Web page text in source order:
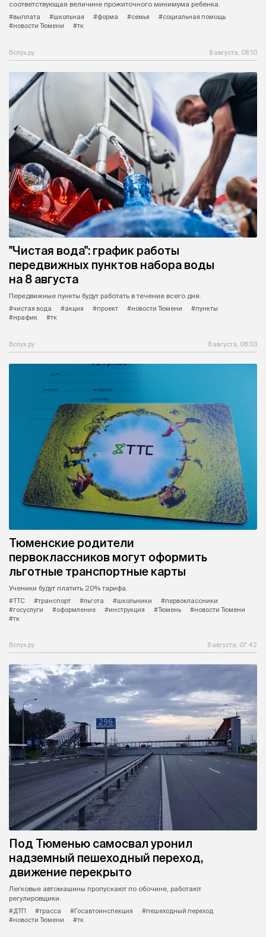
соответствующая величине прожиточного минимума ребенка.
#выплата
#школьная #форма #семья
#социальная помощь
#новости Тюмени
#тк
Вслух.ру 8 августа, 08:10
"Чистая вода": график работы
передвижных пунктов набора воды
на 8 августа
Передвижные пункты будут работать в течение всего дня.
#чистая вода
#акция #проект #новости Тюмени
#пункты
#нрафик
#тк
Вслух.ру 8 августа, 08:03
Тюменские родители
первоклассников могут оформить
льготные транспортные карты
Ученики будут платить 20% тарифа.
#ТТС
#транспорт #льгота #школьники
#первоклассники
#госуслуги
#оформление #инструкция #Тюмень
#новости Тюмени
#тк
Вслух.ру 8 августа, 07:42
Под Тюменью самосвал уронил
надземный пешеходный переход,
движение перекрыто
Легковые автомашины пропускают по обочине, работают
регулировщики.
#ДТП
#трасса #Госавтоинспекция
#пешеходный переход
#новости Тюмени
#тк